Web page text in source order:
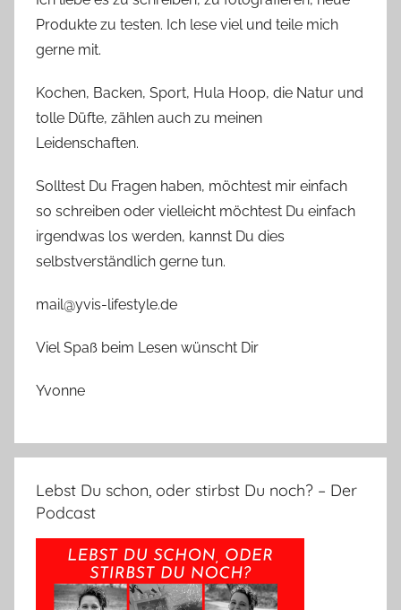
Produkte zu testen. Ich lese viel und teile mich
gerne mit.
Kochen, Backen, Sport, Hula Hoop, die Natur und
tolle Düfte, zählen auch zu meinen
Leidenschaften.
Solltest Du Fragen haben, möchtest mir einfach
so schreiben oder vielleicht möchtest Du einfach
irgendwas los werden, kannst Du dies
selbstverständlich gerne tun.
mail@yvis-lifestyle.de
Viel Spaß beim Lesen wünscht Dir
Yvonne
Lebst Du schon, oder stirbst Du noch? – Der
Podcast